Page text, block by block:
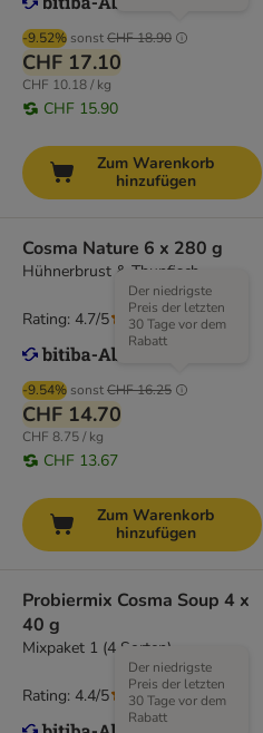
-9.52% sonstCHF 18.90
CHF 17.10
CHF 10.18 / kg
CHF 15.90
Zum Warenkorb
hinzufügen
Cosma Nature 6 x 280 g
Hühnerbrust & Thunfisch
-9.54% sonstCHF 16.25
Der niedrigste
Preis der letzten
30 Tage vor dem
Rabatt
CHF 14.70
CHF 8.75 / kg
CHF 13.67
Rating: 4.7/5 (147
Zum Warenkorb
hinzufügen
Probiermix Cosma Soup 4 x
40 g
Mixpaket 1 (4 Sorten)
Der niedrigste
Preis der letzten
30 Tage vor dem
Rabatt
Rating: 4.4/5 (41)